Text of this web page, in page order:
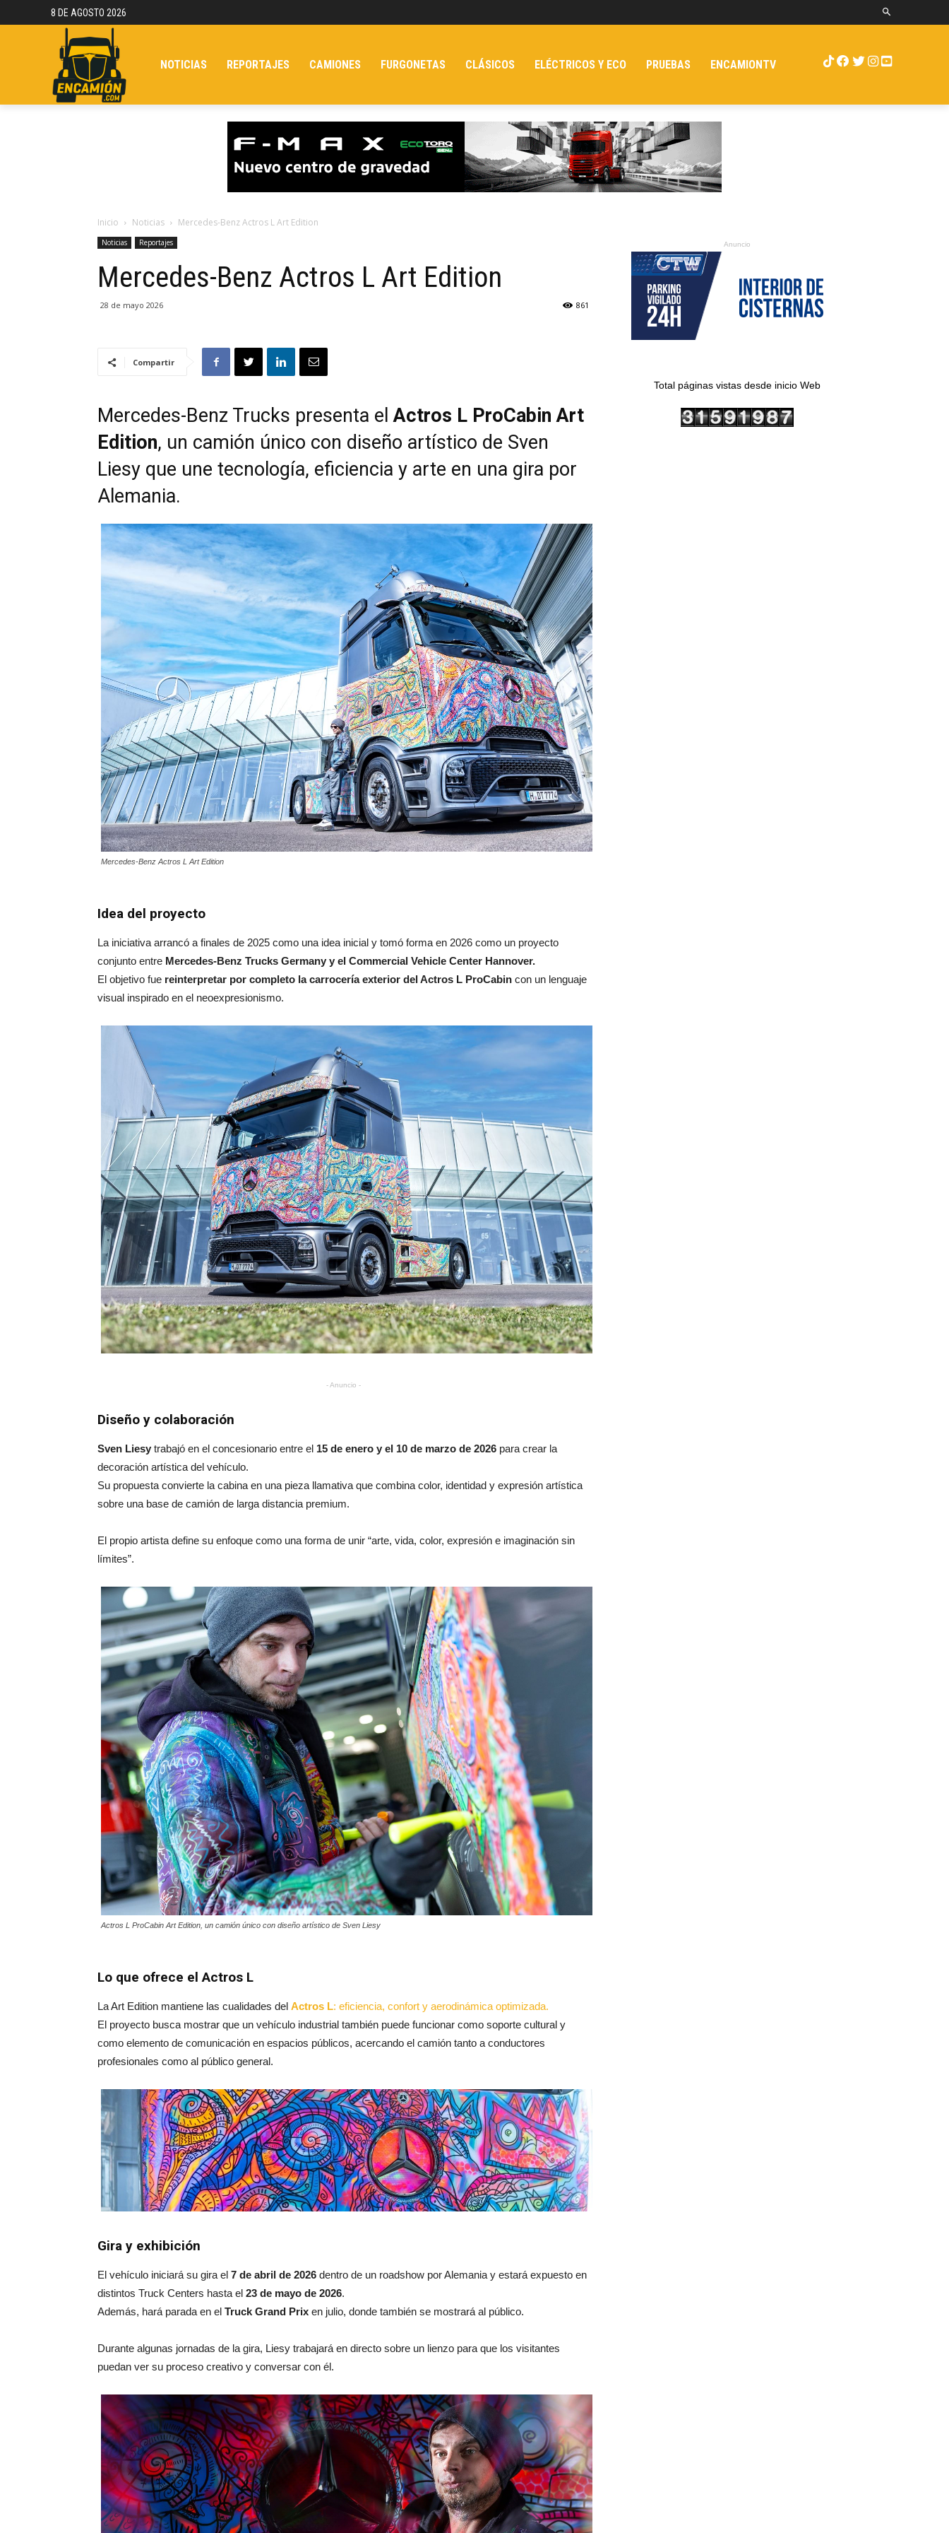
8 DE AGOSTO 2026
NOTICIAS REPORTAJES CAMIONES FURGONETAS CLÁSICOS ELÉCTRICOS Y ECO PRUEBAS ENCAMIONTV
Inicio Noticias Mercedes-Benz Actros L Art Edition
Noticias Reportajes
Mercedes-Benz Actros L Art Edition
28 de mayo 2026 861
Compartir
Mercedes-Benz Trucks presenta elActros L ProCabin Art
Edition, un camión único con diseño artístico de Sven
Liesy que une tecnología, eficiencia y arte en una gira por
Alemania.
Mercedes-Benz Actros L Art Edition
Idea del proyecto
La iniciativa arrancó a finales de 2025 como una idea inicial y tomó forma en 2026 como un proyecto
conjunto entre Mercedes-Benz Trucks Germany y el Commercial Vehicle Center Hannover.
El objetivo fue reinterpretar por completo la carrocería exterior del Actros L ProCabin con un lenguaje
visual inspirado en el neoexpresionismo.
- Anuncio -
Diseño y colaboración
Sven Liesy trabajó en el concesionario entre el 15 de enero y el 10 de marzo de 2026 para crear la
decoración artística del vehículo.
Su propuesta convierte la cabina en una pieza llamativa que combina color, identidad y expresión artística
sobre una base de camión de larga distancia premium.
El propio artista define su enfoque como una forma de unir “arte, vida, color, expresión e imaginación sin
límites”.
Actros L ProCabin Art Edition, un camión único con diseño artístico de Sven Liesy
Lo que ofrece el Actros L
La Art Edition mantiene las cualidades del Actros L: eficiencia, confort y aerodinámica optimizada.
El proyecto busca mostrar que un vehículo industrial también puede funcionar como soporte cultural y
como elemento de comunicación en espacios públicos, acercando el camión tanto a conductores
profesionales como al público general.
Gira y exhibición
El vehículo iniciará su gira el 7 de abril de 2026 dentro de un roadshow por Alemania y estará expuesto en
distintos Truck Centers hasta el 23 de mayo de 2026.
Además, hará parada en el Truck Grand Prix en julio, donde también se mostrará al público.
Durante algunas jornadas de la gira, Liesy trabajará en directo sobre un lienzo para que los visitantes
puedan ver su proceso creativo y conversar con él.
Anuncio
Total páginas vistas desde inicio Web